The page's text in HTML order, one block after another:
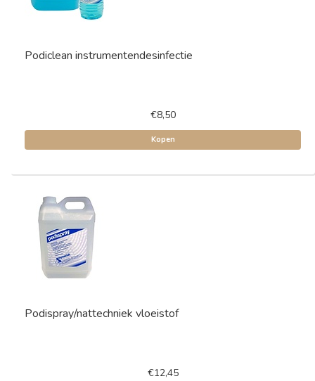
Podiclean instrumentendesinfectie
€8,50
Kopen
Podispray/nattechniek vloeistof
€12,45